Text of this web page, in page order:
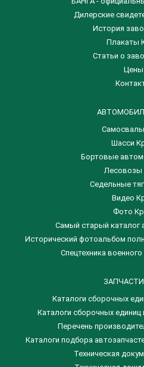
Дилерские
История
Плакаты
Статьи о
Цены
Шасси
Бортовые
Лесовозы
Седельные
Видео
Фото
Самый старый каталог
Исторический фотоальбом
Спецтехника
ЗАПЧАСТИ
Каталоги сборочных
​Каталоги сборочных единиц
Перечень
Каталоги подбора
Техническая